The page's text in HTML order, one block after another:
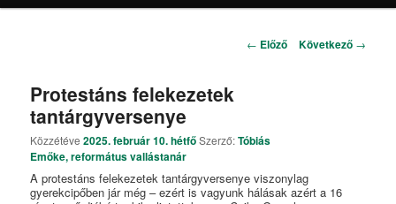
Bejegyzés navigáció
← Előző Következő →
Protestáns felekezetek
tantárgyversenye
Közzétéve2025. február 10. hétfőSzerző:Tóbiás
Emőke, református vallástanár
A protestáns felekezetek tantárgyversenye viszonylag
gyerekcipőben jár még – ezért is vagyunk hálásak azért a 16